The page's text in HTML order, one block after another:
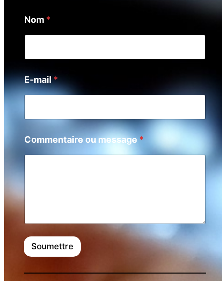
Nom *
E-mail*
Commentaire ou message *
Soumettre